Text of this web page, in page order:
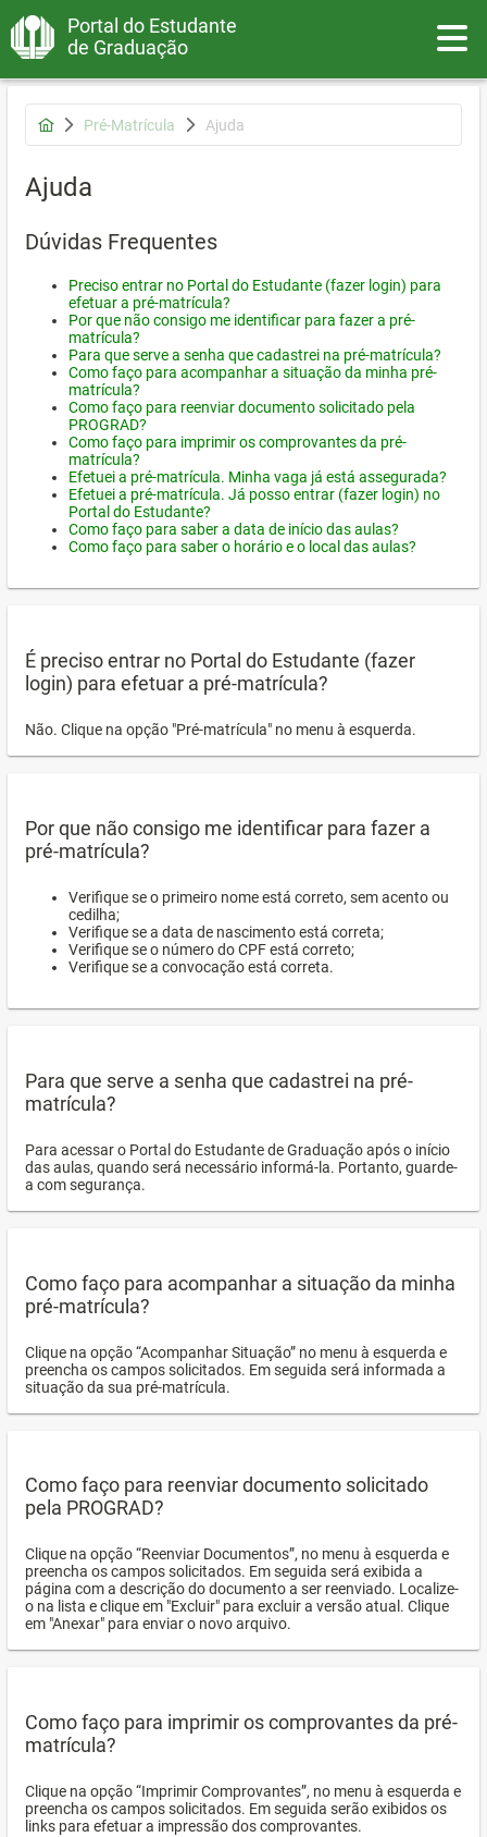
Portal do Estudante
de Graduação
Pré-Matrícula Ajuda
Ajuda
Dúvidas Frequentes
Preciso entrar no Portal do Estudante (fazer login) para
efetuar a pré-matrícula?
Por que não consigo me identificar para fazer a pré-
matrícula?
Para que serve a senha que cadastrei na pré-matrícula?
Como faço para acompanhar a situação da minha pré-
matrícula?
Como faço para reenviar documento solicitado pela
PROGRAD?
Como faço para imprimir os comprovantes da pré-
matrícula?
Efetuei a pré-matrícula. Minha vaga já está assegurada?
Efetuei a pré-matrícula. Já posso entrar (fazer login) no
Portal do Estudante?
Como faço para saber a data de início das aulas?
Como faço para saber o horário e o local das aulas?
É preciso entrar no Portal do Estudante (fazer
login) para efetuar a pré-matrícula?
Não. Clique na opção "Pré-matrícula" no menu à esquerda.
Por que não consigo me identificar para fazer a
pré-matrícula?
Verifique se o primeiro nome está correto, sem acento ou
cedilha;
Verifique se a data de nascimento está correta;
Verifique se o número do CPF está correto;
Verifique se a convocação está correta.
Para que serve a senha que cadastrei na pré-
matrícula?
Para acessar o Portal do Estudante de Graduação após o início
das aulas, quando será necessário informá-la. Portanto, guarde-
a com segurança.
Como faço para acompanhar a situação da minha
pré-matrícula?
Clique na opção “Acompanhar Situação” no menu à esquerda e
preencha os campos solicitados. Em seguida será informada a
situação da sua pré-matrícula.
Como faço para reenviar documento solicitado
pela PROGRAD?
Clique na opção “Reenviar Documentos”, no menu à esquerda e
preencha os campos solicitados. Em seguida será exibida a
página com a descrição do documento a ser reenviado. Localize-
o na lista e clique em "Excluir" para excluir a versão atual. Clique
em "Anexar" para enviar o novo arquivo.
Como faço para imprimir os comprovantes da pré-
matrícula?
Clique na opção “Imprimir Comprovantes”, no menu à esquerda e
preencha os campos solicitados. Em seguida serão exibidos os
links para efetuar a impressão dos comprovantes.